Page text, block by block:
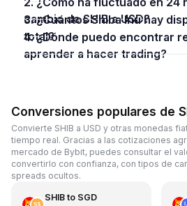
cambio de SHIB a USD?
3. ¿Cuántos Shiba Inu hay disponibles en
total?
4. ¿Dónde puedo encontrar recursos para
aprender a hacer trading?
Conversiones populares de
Convierte SHIB a USD y otras monedas
tiempo real. Gracias a las cotizaciones
mercado de Bybit, puedes consultar el
convertirlo con confianza, con tipos de
spreads ocultos.
SHIBto SGD